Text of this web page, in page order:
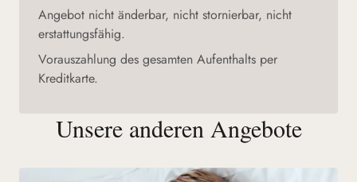
Angebot nicht änderbar, nicht stornierbar, nicht
erstattungsfähig.
Vorauszahlung des gesamten Aufenthalts per
Kreditkarte.
Unsere anderen Angebote